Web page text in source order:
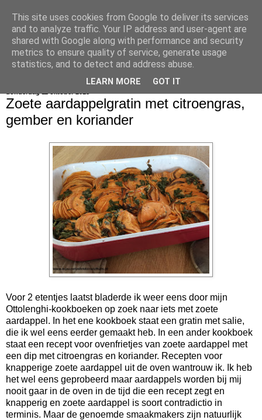
bijna net zo lekker als thuis
Zoete aardappelgratin met citroengras,
gember en koriander
Voor 2 etentjes laatst bladerde ik weer eens door mijn
Ottolenghi-kookboeken op zoek naar iets met zoete
aardappel. In het ene kookboek staat een gratin met salie,
die ik wel eens eerder gemaakt heb. In een ander kookboek
staat een recept voor ovenfrietjes van zoete aardappel met
een dip met citroengras en koriander. Recepten voor
knapperige zoete aardappel uit de oven wantrouw ik. Ik heb
het wel eens geprobeerd maar aardappels worden bij mij
nooit gaar in de oven in de tijd die een recept zegt en
knapperig en zoete aardappel is soort contradictio in
terminis. Maar de genoemde smaakmakers zijn natuurlijk
This site uses cookies from Google to deliver its services
and to analyze traffic. Your IP address and user-agent are
shared with Google along with performance and security
metrics to ensure quality of service, generate usage
statistics, and to detect and address abuse.
LEARN MORE GOT IT